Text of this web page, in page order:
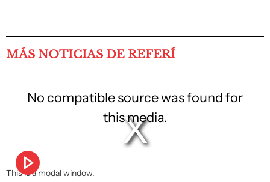
MÁS NOTICIAS DE REFERÍ
This is a modal window.
No compatible source was found for
this media.